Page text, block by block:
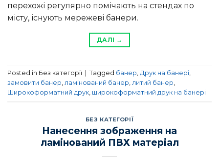
перехожі регулярно помічають на стендах по
місту, існують мережеві банери.
ДАЛІ →
Posted in Без категорії Tagged банер, Друк на банері,
замовити банер, ламінований банер, литий банер,
Широкоформатний друк, широкоформатний друк на банері
БЕЗ КАТЕГОРІЇ
Нанесення зображення на
ламінований ПВХ матеріал